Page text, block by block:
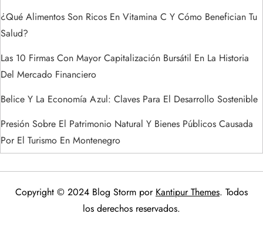
¿Qué Alimentos Son Ricos En Vitamina C Y Cómo Benefician Tu
Salud?
Las 10 Firmas Con Mayor Capitalización Bursátil En La Historia
Del Mercado Financiero
Belice Y La Economía Azul: Claves Para El Desarrollo Sostenible
Presión Sobre El Patrimonio Natural Y Bienes Públicos Causada
Por El Turismo En Montenegro
Copyright © 2024 Blog Storm por Kantipur Themes. Todos
los derechos reservados.